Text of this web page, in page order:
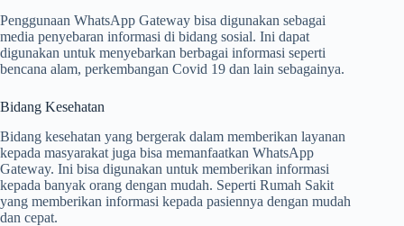
Penggunaan WhatsApp Gateway bisa digunakan sebagai
media penyebaran informasi di bidang sosial. Ini dapat
digunakan untuk menyebarkan berbagai informasi seperti
bencana alam, perkembangan Covid 19 dan lain sebagainya.
Bidang Kesehatan
Bidang kesehatan yang bergerak dalam memberikan layanan
kepada masyarakat juga bisa memanfaatkan WhatsApp
Gateway. Ini bisa digunakan untuk memberikan informasi
kepada banyak orang dengan mudah. Seperti Rumah Sakit
yang memberikan informasi kepada pasiennya dengan mudah
dan cepat.